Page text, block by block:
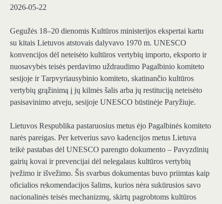
2026-05-22
Gegužės 18–20 dienomis Kultūros ministerijos ekspertai kartu
su kitais Lietuvos atstovais dalyvavo 1970 m. UNESCO
konvencijos dėl neteisėto kultūros vertybių importo, eksporto ir
nuosavybės teisės perdavimo uždraudimo Pagalbinio komiteto
sesijoje ir Tarpvyriausybinio komiteto, skatinančio kultūros
vertybių grąžinimą į jų kilmės šalis arba jų restituciją neteisėto
pasisavinimo atveju, sesijoje UNESCO būstinėje Paryžiuje.
Lietuvos Respublika pastaruosius metus ėjo Pagalbinės komiteto
narės pareigas. Per ketverius savo kadencijos metus Lietuva
teikė pastabas dėl UNESCO parengto dokumento – Pavyzdinių
gairių kovai ir prevencijai dėl nelegalaus kultūros vertybių
įvežimo ir išvežimo. Šis svarbus dokumentas buvo priimtas kaip
oficialios rekomendacijos šalims, kurios nėra sukūrusios savo
nacionalinės teisės mechanizmų, skirtų pagrobtoms kultūros